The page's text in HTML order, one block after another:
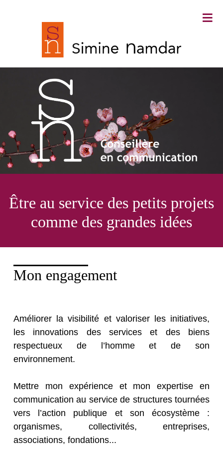
Simine Namdar ∙ Conseillère en
communication
Être au service des petits projets
comme des grandes idées
Mon engagement
Améliorer la visibilité et valoriser les initiatives,
les innovations des services et des biens
respectueux de l’homme et de son
environnement.
Mettre mon expérience et mon expertise en
communication au service de structures tournées
vers l’action publique et son écosystème :
organismes, collectivités, entreprises,
associations, fondations...
≡